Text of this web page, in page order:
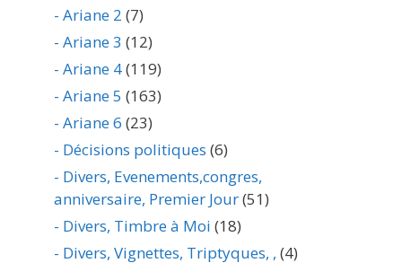
- Ariane 2 (7)
- Ariane 3 (12)
- Ariane 4(119)
- Ariane 5 (163)
- Ariane 6 (23)
- Décisions politiques (6)
- Divers, Evenements,congres,
anniversaire, Premier Jour(51)
- Divers, Timbre à Moi (18)
- Divers, Vignettes, Triptyques, , (4)